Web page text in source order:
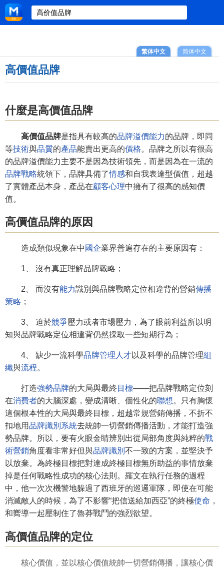
简体中文
繁体中文
高價值品牌
什麼是高價值品牌
高價值品牌是指具有較高的品牌溢價能力的品牌，即同
等技術與品質的產品能賣出更高的價格。品牌之所以有很高
的品牌溢價能力主要不是因為技術領先，而是因為在一流的
品牌戰略統領下，品牌具備了情感和自我表達型價值，超越
了實體產品本身，產品在顧客心理中擁有了很高的感知價
值。
高價值品牌的原因
造成類似現象在中 國企業界普遍存在的主要原因有：
1、 沒有真正理解品牌戰略；
2、 而沒有能力識別與品牌戰略定位相違背的營銷傳播
策略 ；
3、 迫於競爭壓力或者市場壓力，為了眼前利益所以明
知與品牌戰略定位相違背仍然採取一些短期行為；
4、 缺少一流科學品牌管理 人才以及科學的品牌管理組
織與流程。
打造強勢品牌的大局與最終 目標——把品牌戰略定位刻
在消費者的大腦深處，變成清晰、個性化的聯想。只有胸懷
這個根本性的大局與最終目標，超越常規營銷傳播，不折不
扣地用品牌識別系統去統帥一切營銷傳播活動，才能打造強
勢品牌。所以，要有火眼金睛辨別出從局部角度與純粹的戰
術營銷角度看非常好但與品牌識別 不一致的方案，並堅決予
以放棄。為終極目標把對達成終極目標無所助益的事情放棄
掉是任何戰略性成功的核心法則。羅文在執行任務的過程
中，他一次次機警地躲過了西班牙的巡邏軍隊，即使在可能
消滅敵人的時候，為了不影響“把信送給加西亞”的終極使命 ，
和嚮導一起壓制住了魯莽戰鬥的強烈欲望。
高價值品牌的定位
核心價值，並以核心價值統帥一切營銷傳播，讓核心價